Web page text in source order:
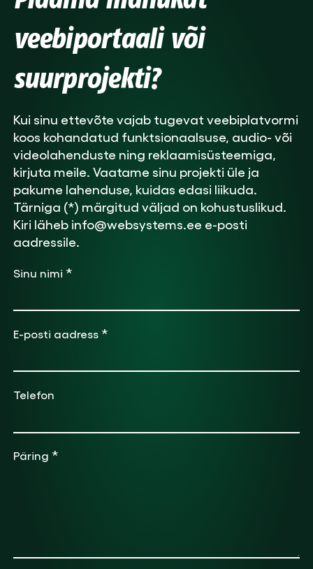
veebiportaali või
suurprojekti?
Kui sinu ettevõte vajab tugevat veebiplatvormi
koos kohandatud funktsionaalsuse, audio- või
videolahenduste ning reklaamisüsteemiga,
kirjuta meile. Vaatame sinu projekti üle ja
pakume lahenduse, kuidas edasi liikuda.
Tärniga (*) märgitud väljad on kohustuslikud.
Kiri läheb info@websystems.ee e-posti
aadressile.
Sinu nimi *
E-posti aadress *
Telefon
Päring *